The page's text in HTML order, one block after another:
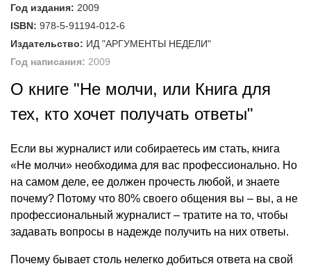
Год издания: 2009
ISBN: 978-5-91194-012-6
Издательство: ИД "АРГУМЕНТЫ НЕДЕЛИ"
Год написания: 2009
О книге "Не молчи, или Книга для
тех, кто хочет получать ответы"
Если вы журналист или собираетесь им стать, книга
«Не молчи» необходима для вас профессионально. Но
на самом деле, ее должен прочесть любой, и знаете
почему? Потому что 80% своего общения вы – вы, а не
профессиональный журналист – тратите на то, чтобы
задавать вопросы в надежде получить на них ответы.
Почему бывает столь нелегко добиться ответа на свой